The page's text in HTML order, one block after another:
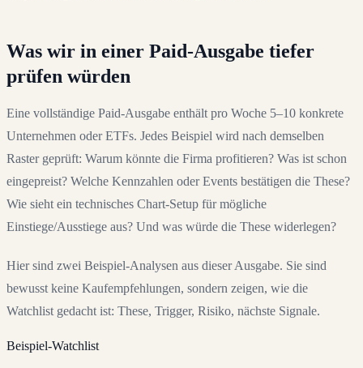
Was wir in einer Paid-Ausgabe tiefer
prüfen würden
Eine vollständige Paid-Ausgabe enthält pro Woche 5–10 konkrete
Unternehmen oder ETFs. Jedes Beispiel wird nach demselben
Raster geprüft: Warum könnte die Firma profitieren? Was ist schon
eingepreist? Welche Kennzahlen oder Events bestätigen die These?
Wie sieht ein technisches Chart-Setup für mögliche
Einstiege/Ausstiege aus? Und was würde die These widerlegen?
Hier sind zwei Beispiel-Analysen aus dieser Ausgabe. Sie sind
bewusst keine Kaufempfehlungen, sondern zeigen, wie die
Watchlist gedacht ist: These, Trigger, Risiko, nächste Signale.
Beispiel-Watchlist